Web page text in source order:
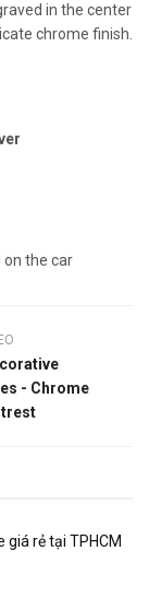
in the center
chrome finish.
on the car
- Chrome
giá rẻ tại TPHCM